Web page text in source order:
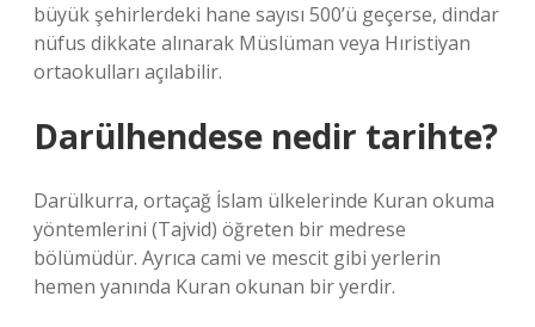
büyük şehirlerdeki hane sayısı 500’ü geçerse, dindar
nüfus dikkate alınarak Müslüman veya Hıristiyan
ortaokulları açılabilir.
Darülhendese nedir tarihte?
Darülkurra, ortaçağ İslam ülkelerinde Kuran okuma
yöntemlerini (Tajvid) öğreten bir medrese
bölümüdür. Ayrıca cami ve mescit gibi yerlerin
hemen yanında Kuran okunan bir yerdir.